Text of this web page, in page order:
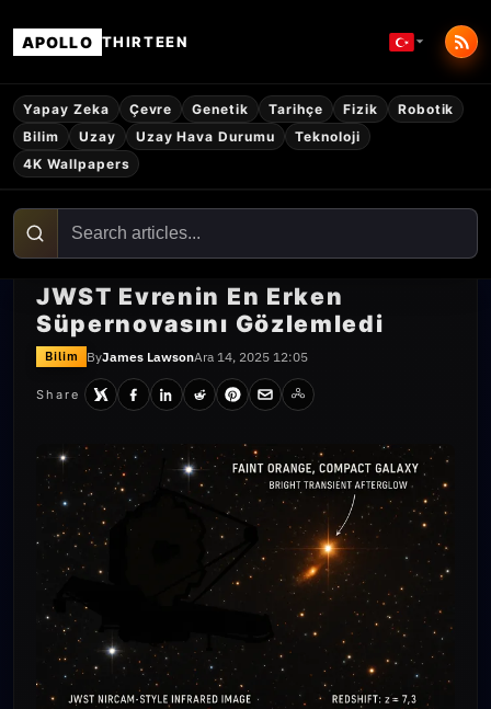
APOLLO THIRTEEN
Yapay Zeka Çevre Genetik Tarihçe Fizik
Robotik
Bilim
Uzay Uzay Hava Durumu
Teknoloji
4K Wallpapers
JWST Evrenin En Erken
Süpernovasını Gözlemledi
Bilim ByJames LawsonAra 14, 2025 12:05
Share